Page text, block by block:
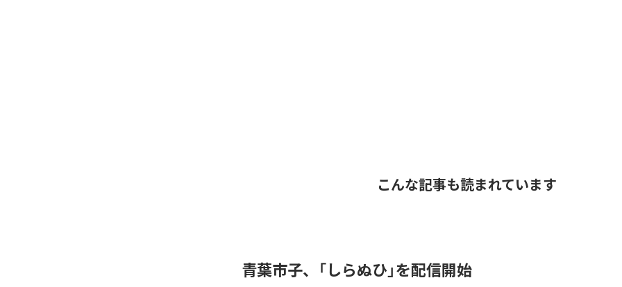
こんな記事も読まれています
青葉市子、「しらぬひ」を配信開始